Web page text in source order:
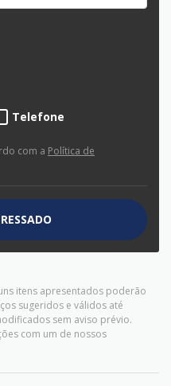
itens apresentados poderão
sugeridos e válidos até
sem aviso prévio.
com um de nossos
Telefone
com a Política de